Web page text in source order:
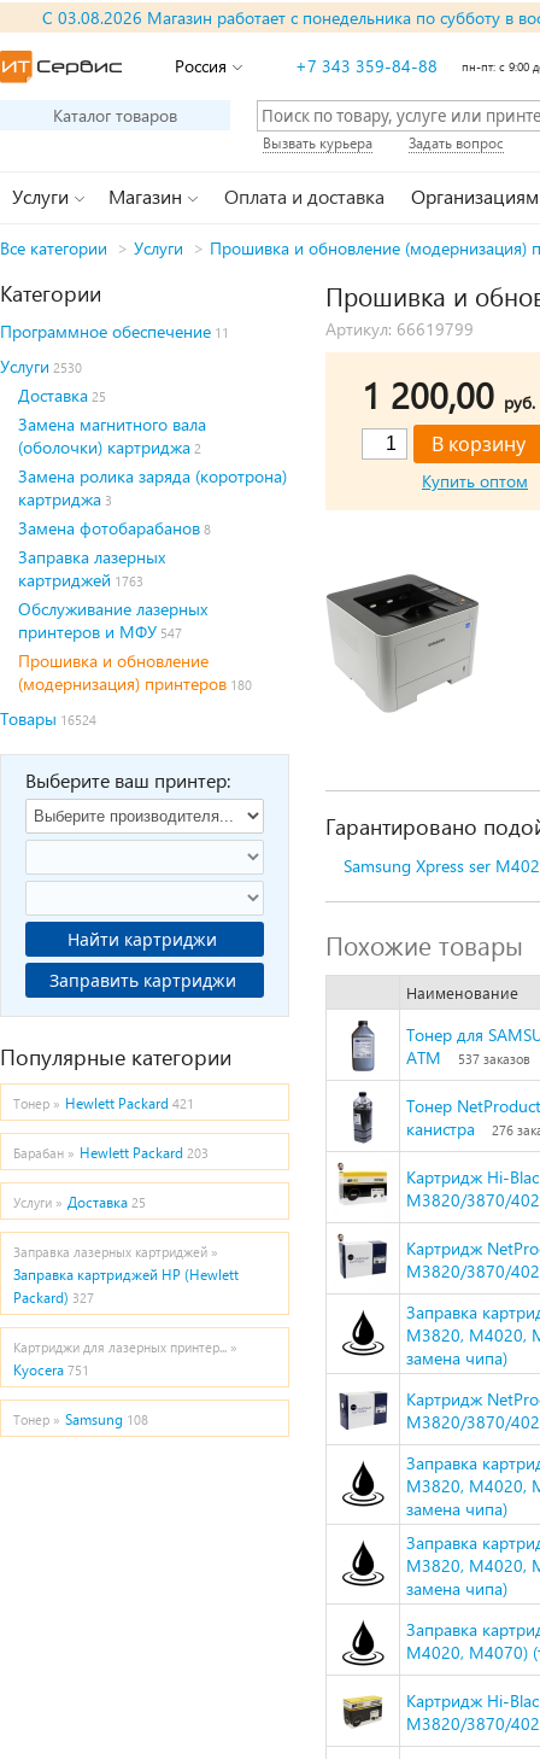
С 03.08.2026 Магазин работает с понедельника по субботу в
Россия +7 343 359-84-88 пн-пт: с 9:00
Каталог товаров
Вызвать курьера Задать вопрос
Услуги Магазин Оплата и доставка Организациям
Все категории > Услуги > Прошивка и обновление (модернизация)
Категории
Программное обеспечение 11
Услуги 2530
Доставка 25
Замена магнитного вала
(оболочки) картриджа 2
Замена ролика заряда (коротрона)
картриджа 3
Замена фотобарабанов 8
Заправка лазерных
картриджей 1763
Обслуживание лазерных
принтеров и МФУ 547
Прошивка и обновление
(модернизация) принтеров 180
Товары 16524
Выберите ваш принтер:
Найти картриджи
Заправить картриджи
Популярные категории
Тонер » Hewlett Packard 421
Барабан » Hewlett Packard 203
Услуги » Доставка 25
Заправка лазерных картриджей »
Заправка картриджей HP (Hewlett
Packard) 327
Картриджи для лазерных принтер... »
Kyocera 751
Тонер » Samsung 108
Прошивка и
Артикул: 66619799
1 200,00 руб.
Купить оптом
Гарантировано
Samsung Xpress ser
Похожие товары
Наименование
Тонер для
ATM
537 заказов
Тонер
канистра
276
Картридж Hi-
M3820/3870/
Картридж
M3820/3870/
Заправка
M3820, M4020,
замена чипа)
Картридж
M3820/3870/
Заправка
M3820, M4020,
замена чипа)
Заправка
M3820, M4020,
замена чипа)
Заправка
M4020, M4070)
Картридж Hi-
M3820/3870/